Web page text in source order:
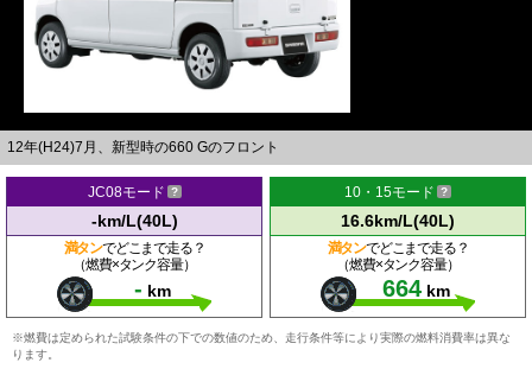
12年(H24)7月、新型時の660 Gのフロント
JC08モード
-km/L(40L)
満タンでどこまで走る？
（燃費×タンク容量）
- km
10・15モード
16.6km/L(40L)
満タンでどこまで走る？
（燃費×タンク容量）
664 km
※燃費は定められた試験条件の下での数値のため、走行条件等により実際の燃料消費率は異な
ります。